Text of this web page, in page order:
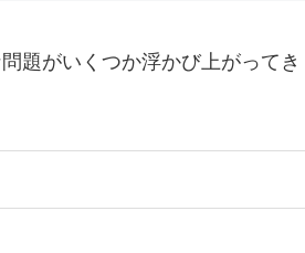
題がいくつか浮かび上がってき